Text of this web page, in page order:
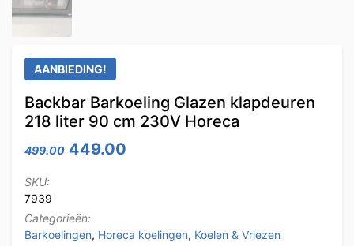
AANBIEDING!
Backbar Barkoeling Glazen klapdeuren
218 liter 90 cm 230V Horeca
499.00 Oorspronkelijke prijs was: 499.00.
449.00
SKU:
7939
Categorieën:
Barkoelingen, Horeca koelingen, Koelen & Vriezen